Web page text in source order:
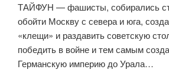
ТАЙФУН — фашисты, собирались
обойти Москву с севера и юга,
«клещи» и раздавить советскую
победить в войне и тем самым
Германскую империю до Урала…